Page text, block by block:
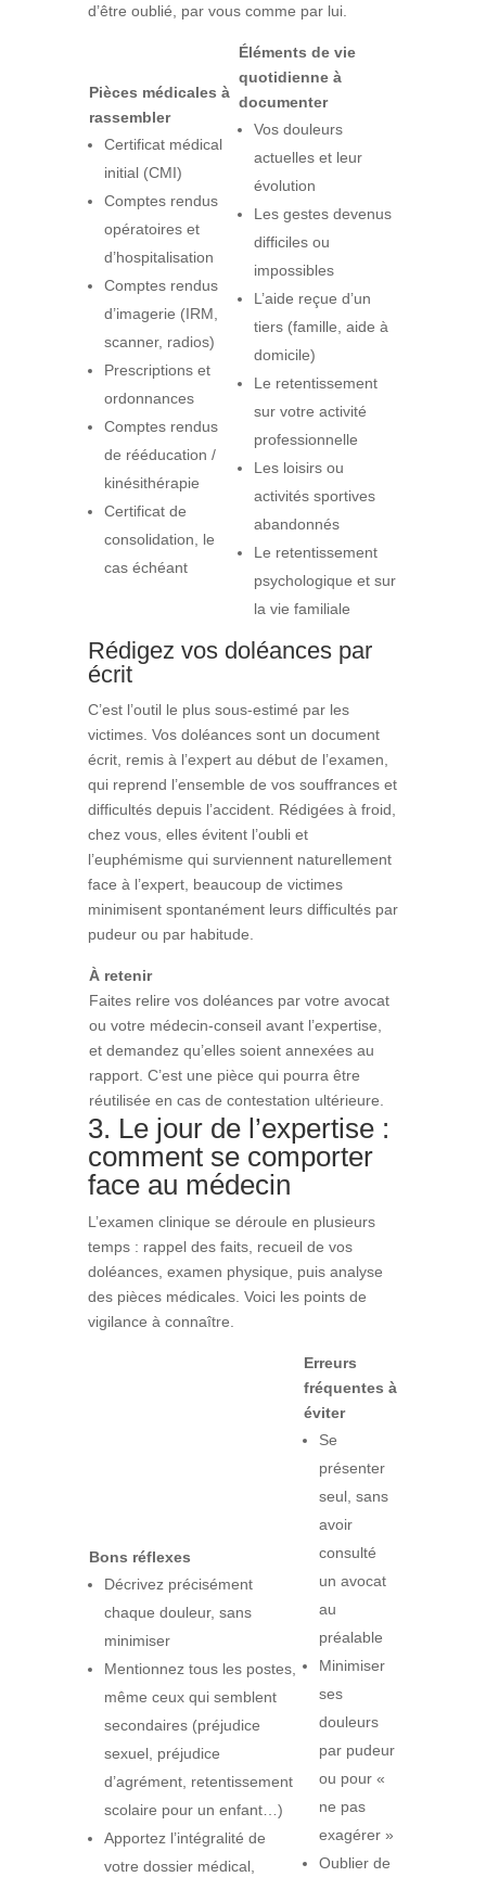
d’être oublié, par vous comme par lui.
Pièces médicales à
rassembler
Certificat médical
initial (CMI)
Comptes rendus
opératoires et
d’hospitalisation
Comptes rendus
d’imagerie (IRM,
scanner, radios)
Prescriptions et
ordonnances
Comptes rendus
de rééducation /
kinésithérapie
Certificat de
consolidation, le
cas échéant
Éléments de vie
quotidienne à
documenter
Vos douleurs
actuelles et leur
évolution
Les gestes devenus
difficiles ou
impossibles
L’aide reçue d’un
tiers (famille, aide à
domicile)
Le retentissement
sur votre activité
professionnelle
Les loisirs ou
activités sportives
abandonnés
Le retentissement
psychologique et sur
la vie familiale
Rédigez vos doléances par
écrit
C’est l’outil le plus sous-estimé par les
victimes. Vos doléances sont un document
écrit, remis à l’expert au début de l’examen,
qui reprend l’ensemble de vos souffrances et
difficultés depuis l’accident. Rédigées à froid,
chez vous, elles évitent l’oubli et
l’euphémisme qui surviennent naturellement
face à l’expert, beaucoup de victimes
minimisent spontanément leurs difficultés par
pudeur ou par habitude.
À retenir
Faites relire vos doléances par votre avocat
ou votre médecin-conseil avant l’expertise,
et demandez qu’elles soient annexées au
rapport. C’est une pièce qui pourra être
réutilisée en cas de contestation ultérieure.
3. Le jour de l’expertise :
comment se comporter
face au médecin
L’examen clinique se déroule en plusieurs
temps : rappel des faits, recueil de vos
doléances, examen physique, puis analyse
des pièces médicales. Voici les points de
vigilance à connaître.
Bons réflexes
Décrivez précisément
chaque douleur, sans
minimiser
Mentionnez tous les postes,
même ceux qui semblent
secondaires (préjudice
sexuel, préjudice
d’agrément, retentissement
scolaire pour un enfant…)
Apportez l’intégralité de
votre dossier médical,
Erreurs
fréquentes à
éviter
Se
présenter
seul, sans
avoir
consulté
un avocat
au
préalable
Minimiser
ses
douleurs
par pudeur
ou pour «
ne pas
exagérer »
Oublier de